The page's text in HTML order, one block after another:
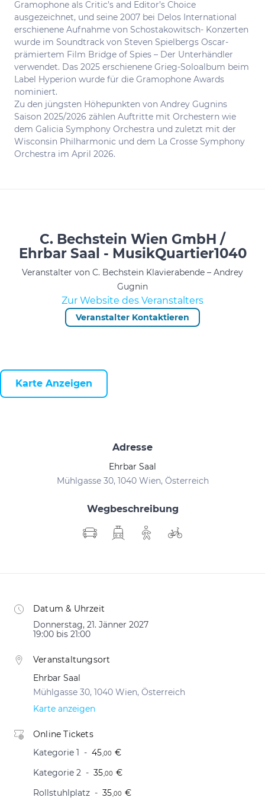
Gramophone als Critic’s and Editor’s Choice
ausgezeichnet, und seine 2007 bei Delos International
erschienene Aufnahme von Schostakowitsch- Konzerten
wurde im Soundtrack von Steven Spielbergs Oscar-
prämiertem Film Bridge of Spies – Der Unterhändler
verwendet. Das 2025 erschienene Grieg-Soloalbum beim
Label Hyperion wurde für die Gramophone Awards
nominiert.
Zu den jüngsten Höhepunkten von Andrey Gugnins
Saison 2025/2026 zählen Auftritte mit Orchestern wie
dem Galicia Symphony Orchestra und zuletzt mit der
Wisconsin Philharmonic und dem La Crosse Symphony
Orchestra im April 2026.
C. Bechstein Wien GmbH /
Ehrbar Saal - MusikQuartier1040
Veranstalter von C. Bechstein Klavierabende – Andrey
Gugnin
Zur Website des Veranstalters
Veranstalter Kontaktieren
Karte Anzeigen
Adresse
Ehrbar Saal
Mühlgasse 30, 1040 Wien, Österreich
Wegbeschreibung
Datum & Uhrzeit
Donnerstag, 21. Jänner 2027
19:00 bis 21:00
Veranstaltungsort
Ehrbar Saal
Mühlgasse 30, 1040 Wien, Österreich
Karte anzeigen
Online Tickets
Kategorie 1
45,00 €
Kategorie 2
35,00 €
Rollstuhlplatz
35,00 €